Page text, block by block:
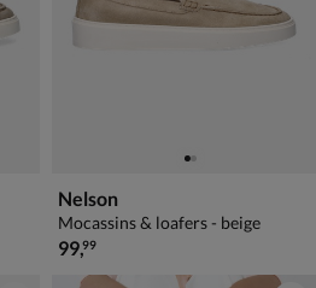
Nelson
Mocassins & loafers - beige
€ 99,99
99,99